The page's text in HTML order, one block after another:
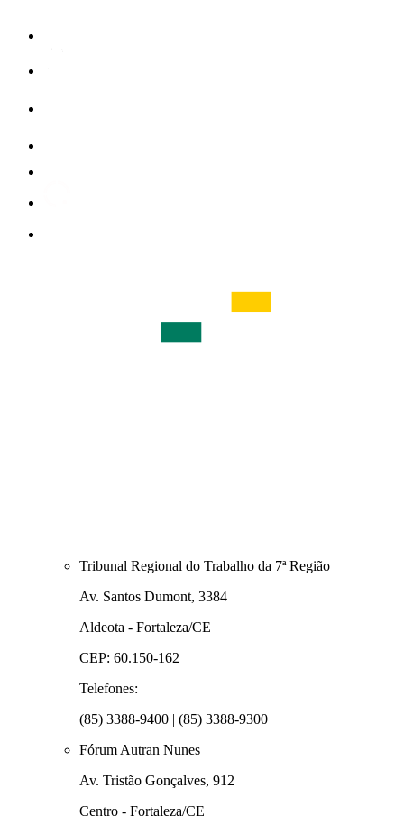
Tribunal Regional do Trabalho da 7ª Região
Av. Santos Dumont, 3384
Aldeota - Fortaleza/CE
CEP: 60.150-162
Telefones:
(85) 3388-9400 | (85) 3388-9300
Fórum Autran Nunes
Av. Tristão Gonçalves, 912
Centro - Fortaleza/CE